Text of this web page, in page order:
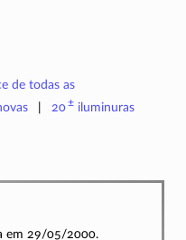
de todas as
20±iluminuras
em 29/05/2000.